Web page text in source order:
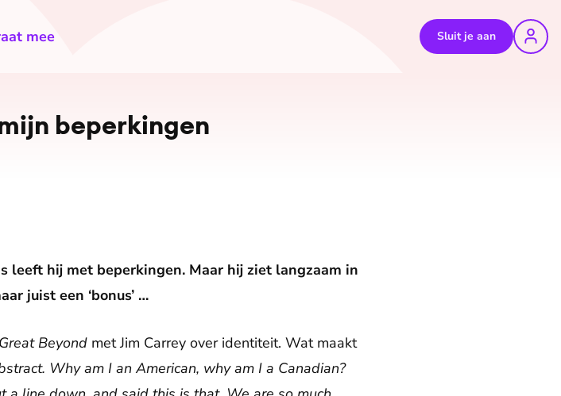
mee Sluit je aan
beperkingen
leeft hij met beperkingen. Maar hij ziet langzaam in
juist een ‘bonus’ …
Beyond met Jim Carrey over identiteit. Wat maakt
Why am I an American, why am I a Canadian?